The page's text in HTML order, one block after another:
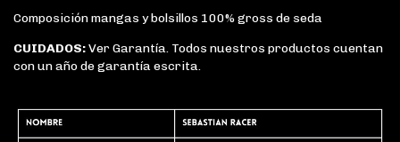
Composición mangas y bolsillos 100% gross de seda
CUIDADOS:Ver Garantía. Todos nuestros productos cuentan
con un año de garantía escrita.